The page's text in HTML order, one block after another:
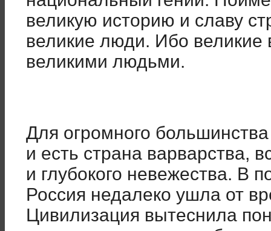
великую историю и славу
великие люди. Ибо великие
великими людьми.
Для огромного
и есть страна варварства,
и глубокого невежества. В
Россия недалеко ушла от
Цивилизация вытеснила